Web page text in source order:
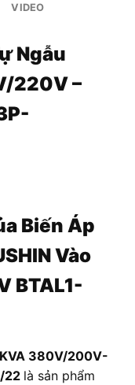
VIDEO
Ngẫu
220V –
Biến Áp
Vào
BTAL1-
380V/200V-
22 là sản phẩm